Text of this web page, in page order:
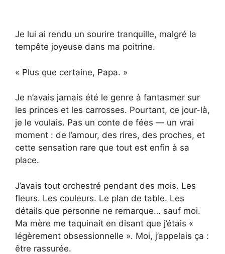
Je lui ai rendu un sourire tranquille, malgré la
tempête joyeuse dans ma poitrine.
« Plus que certaine, Papa. »
Je n’avais jamais été le genre à fantasmer sur
les princes et les carrosses. Pourtant, ce jour-là,
je le voulais. Pas un conte de fées — un vrai
moment : de l’amour, des rires, des proches, et
cette sensation rare que tout est enfin à sa
place.
J’avais tout orchestré pendant des mois. Les
fleurs. Les couleurs. Le plan de table. Les
détails que personne ne remarque… sauf moi.
Ma mère me taquinait en disant que j’étais «
légèrement obsessionnelle ». Moi, j’appelais ça :
être rassurée.